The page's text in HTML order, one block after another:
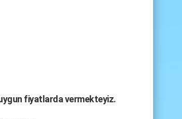
fiyatlarda vermekteyiz.